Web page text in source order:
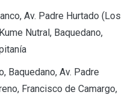
Av. Padre Hurtado (Los
Nutral, Baquedano,
Baquedano, Av. Padre
Francisco de Camargo,